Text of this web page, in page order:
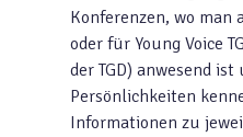
Konferenzen, wo man
oder für Young Voice
der TGD) anwesend
Persönlichkeiten
Informationen zu